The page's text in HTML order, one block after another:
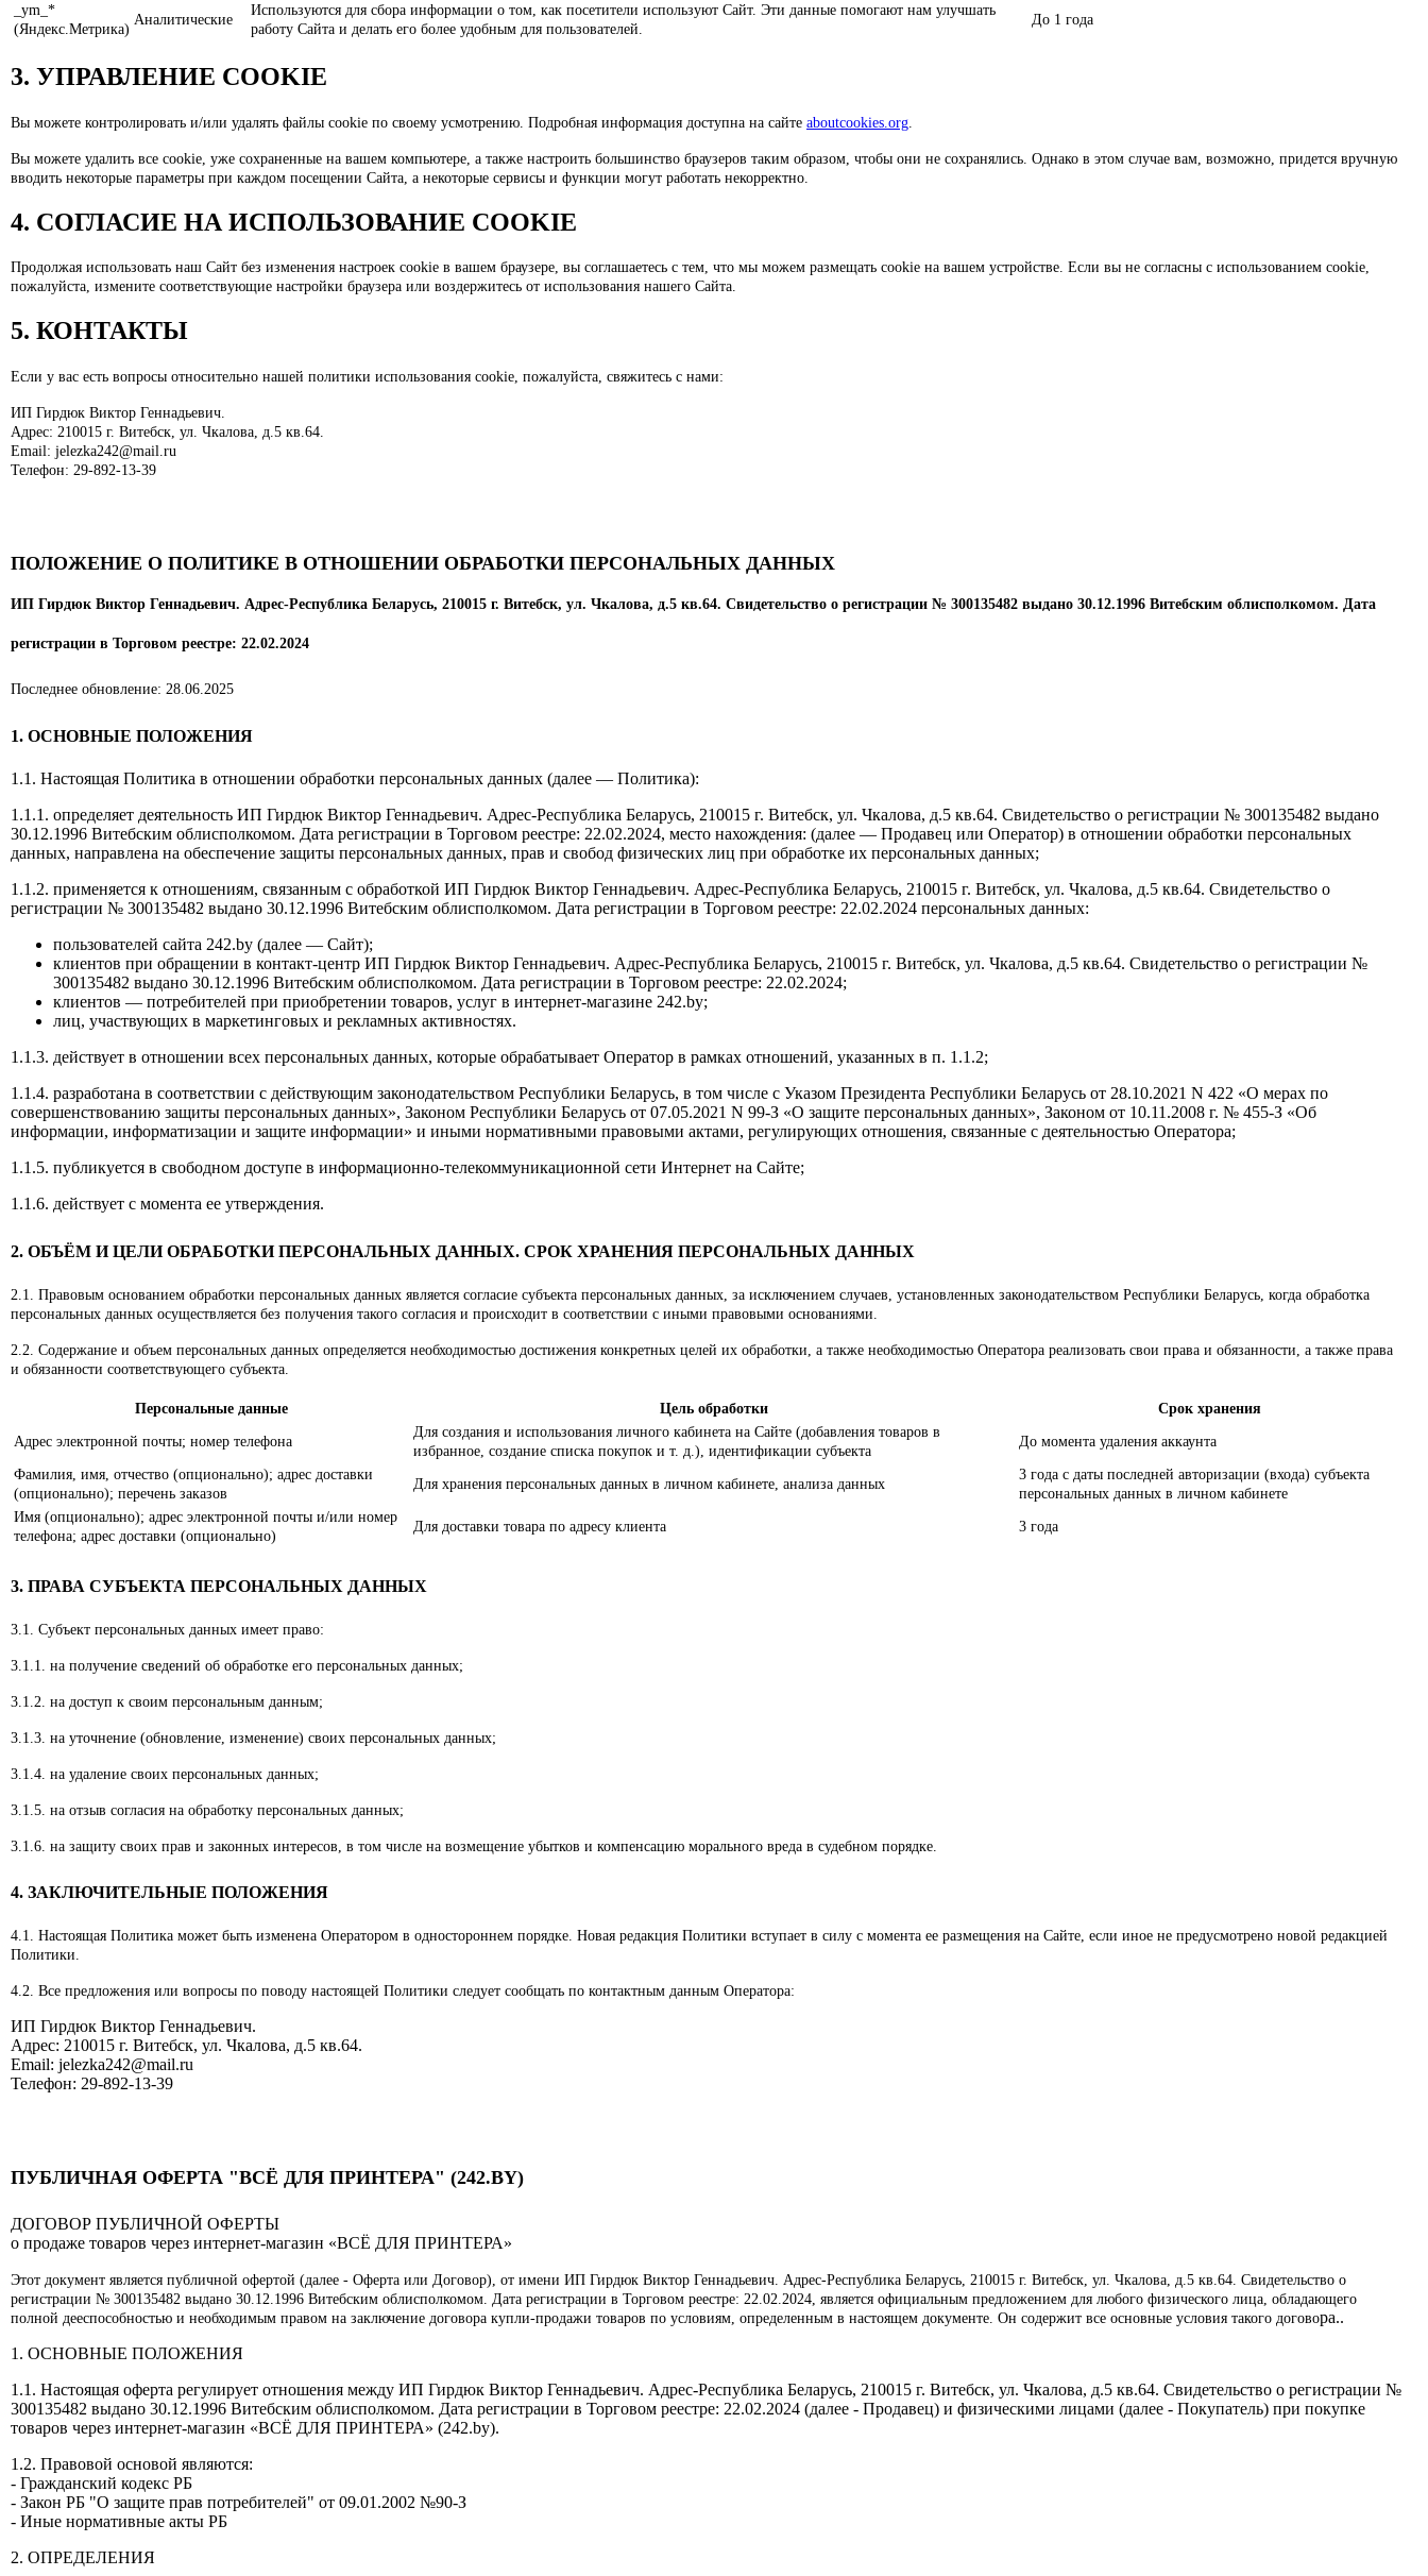
_ym_*
(Яндекс.Метрика)
Аналитические
Используются для сбора информации о том, как посетители используют Сайт. Эти данные помогают нам улучшать
работу Сайта и делать его более удобным для пользователей.
До 1 года
3. УПРАВЛЕНИЕ COOKIE
Вы можете контролировать и/или удалять файлы cookie по своему усмотрению. Подробная информация доступна на сайте aboutcookies.org
Вы можете удалить все cookie, уже сохраненные на вашем компьютере, а также настроить большинство браузеров таким образом, чтобы они не сохранялись. Однако в этом случае вам, возможно, придется вручную
вводить некоторые параметры при каждом посещении Сайта, а некоторые сервисы и функции могут работать некорректно.
4. СОГЛАСИЕ НА ИСПОЛЬЗОВАНИЕ COOKIE
Продолжая использовать наш Сайт без изменения настроек cookie в вашем браузере, вы соглашаетесь с тем, что мы можем размещать cookie на вашем устройстве. Если вы не согласны с использованием cookie,
пожалуйста, измените соответствующие настройки браузера или воздержитесь от использования нашего Сайта.
5. КОНТАКТЫ
Если у вас есть вопросы относительно нашей политики использования cookie, пожалуйста, свяжитесь с нами:
ИП Гирдюк Виктор Геннадьевич.
Адрес: 210015 г. Витебск, ул. Чкалова, д.5 кв.64.
Email: jelezka242@mail.ru
Телефон: 29-892-13-39
ПОЛОЖЕНИЕ О ПОЛИТИКЕ В ОТНОШЕНИИ ОБРАБОТКИ ПЕРСОНАЛЬНЫХ ДАННЫХ
ИП Гирдюк Виктор Геннадьевич. Адрес-Республика Беларусь, 210015 г. Витебск, ул. Чкалова, д.5 кв.64. Свидетельство о регистрации № 300135482 выдано 30.12.1996 Витебским облисполкомом. Дата
регистрации в Торговом реестре: 22.02.2024
Последнее обновление: 28.06.2025
1. ОСНОВНЫЕ ПОЛОЖЕНИЯ
1.1. Настоящая Политика в отношении обработки персональных данных (далее — Политика):
1.1.1. определяет деятельность ИП Гирдюк Виктор Геннадьевич. Адрес-Республика Беларусь, 210015 г. Витебск, ул. Чкалова, д.5 кв.64. Свидетельство о регистрации № 300135482 выдано
30.12.1996 Витебским облисполкомом. Дата регистрации в Торговом реестре: 22.02.2024, место нахождения: (далее — Продавец или Оператор) в отношении обработки персональных
данных, направлена на обеспечение защиты персональных данных, прав и свобод физических лиц при обработке их персональных данных;
1.1.2. применяется к отношениям, связанным с обработкой ИП Гирдюк Виктор Геннадьевич. Адрес-Республика Беларусь, 210015 г. Витебск, ул. Чкалова, д.5 кв.64. Свидетельство о
регистрации № 300135482 выдано 30.12.1996 Витебским облисполкомом. Дата регистрации в Торговом реестре: 22.02.2024 персональных данных:
пользователей сайта 242.by (далее — Сайт);
клиентов при обращении в контакт-центр ИП Гирдюк Виктор Геннадьевич. Адрес-Республика Беларусь, 210015 г. Витебск, ул. Чкалова, д.5 кв.64. Свидетельство о регистрации №
300135482 выдано 30.12.1996 Витебским облисполкомом. Дата регистрации в Торговом реестре: 22.02.2024;
клиентов — потребителей при приобретении товаров, услуг в интернет-магазине 242.by;
лиц, участвующих в маркетинговых и рекламных активностях.
1.1.3. действует в отношении всех персональных данных, которые обрабатывает Оператор в рамках отношений, указанных в п. 1.1.2;
1.1.4. разработана в соответствии с действующим законодательством Республики Беларусь, в том числе с Указом Президента Республики Беларусь от 28.10.2021 N 422 «О мерах по
совершенствованию защиты персональных данных», Законом Республики Беларусь от 07.05.2021 N 99-З «О защите персональных данных», Законом от 10.11.2008 г. № 455-З «Об
информации, информатизации и защите информации» и иными нормативными правовыми актами, регулирующих отношения, связанные с деятельностью Оператора;
1.1.5. публикуется в свободном доступе в информационно-телекоммуникационной сети Интернет на Сайте;
1.1.6. действует с момента ее утверждения.
2. ОБЪЁМ И ЦЕЛИ ОБРАБОТКИ ПЕРСОНАЛЬНЫХ ДАННЫХ. СРОК ХРАНЕНИЯ ПЕРСОНАЛЬНЫХ ДАННЫХ
2.1. Правовым основанием обработки персональных данных является согласие субъекта персональных данных, за исключением случаев, установленных законодательством Республики Беларусь, когда обработка
персональных данных осуществляется без получения такого согласия и происходит в соответствии с иными правовыми основаниями.
2.2. Содержание и объем персональных данных определяется необходимостью достижения конкретных целей их обработки, а также необходимостью Оператора реализовать свои права и обязанности, а также права
и обязанности соответствующего субъекта.
Персональные данные Цель обработки Срок хранения
Адрес электронной почты; номер телефона
Для создания и использования личного кабинета на Сайте (добавления товаров в
избранное, создание списка покупок и т. д.), идентификации субъекта
До момента удаления аккаунта
Фамилия, имя, отчество (опционально); адрес доставки
(опционально); перечень заказов
Для хранения персональных данных в личном кабинете, анализа данных
3 года с даты последней авторизации (входа) субъекта
персональных данных в личном кабинете
Имя (опционально); адрес электронной почты и/или номер
телефона; адрес доставки (опционально)
Для доставки товара по адресу клиента 3 года
3. ПРАВА СУБЪЕКТА ПЕРСОНАЛЬНЫХ ДАННЫХ
3.1. Субъект персональных данных имеет право:
3.1.1. на получение сведений об обработке его персональных данных;
3.1.2. на доступ к своим персональным данным;
3.1.3. на уточнение (обновление, изменение) своих персональных данных;
3.1.4. на удаление своих персональных данных;
3.1.5. на отзыв согласия на обработку персональных данных;
3.1.6. на защиту своих прав и законных интересов, в том числе на возмещение убытков и компенсацию морального вреда в судебном порядке.
4. ЗАКЛЮЧИТЕЛЬНЫЕ ПОЛОЖЕНИЯ
4.1. Настоящая Политика может быть изменена Оператором в одностороннем порядке. Новая редакция Политики вступает в силу с момента ее размещения на Сайте, если иное не предусмотрено новой редакцией
Политики.
4.2. Все предложения или вопросы по поводу настоящей Политики следует сообщать по контактным данным Оператора:
ИП Гирдюк Виктор Геннадьевич.
Адрес: 210015 г. Витебск, ул. Чкалова, д.5 кв.64.
Email: jelezka242@mail.ru
Телефон: 29-892-13-39
ПУБЛИЧНАЯ ОФЕРТА "ВСЁ ДЛЯ ПРИНТЕРА" (242.BY)
ДОГОВОР ПУБЛИЧНОЙ ОФЕРТЫ
о продаже товаров через интернет-магазин «ВСЁ ДЛЯ ПРИНТЕРА»
Этот документ является публичной офертой (далее - Оферта или Договор), от имени ИП Гирдюк Виктор Геннадьевич. Адрес-Республика Беларусь, 210015 г. Витебск, ул. Чкалова, д.5 кв.64. Свидетельство о
регистрации № 300135482 выдано 30.12.1996 Витебским облисполкомом. Дата регистрации в Торговом реестре: 22.02.2024, является официальным предложением для любого физического лица, обладающего
полной дееспособностью и необходимым правом на заключение договора купли-продажи товаров по условиям, определенным в настоящем документе. Он содержит все основные условия такого договора..
1. ОСНОВНЫЕ ПОЛОЖЕНИЯ
1.1. Настоящая оферта регулирует отношения между ИП Гирдюк Виктор Геннадьевич. Адрес-Республика Беларусь, 210015 г. Витебск, ул. Чкалова, д.5 кв.64. Свидетельство о регистрации №
300135482 выдано 30.12.1996 Витебским облисполкомом. Дата регистрации в Торговом реестре: 22.02.2024 (далее - Продавец) и физическими лицами (далее - Покупатель) при покупке
товаров через интернет-магазин «ВСЁ ДЛЯ ПРИНТЕРА» (242.by).
1.2. Правовой основой являются:
- Гражданский кодекс РБ
- Закон РБ "О защите прав потребителей" от 09.01.2002 №90-З
- Иные нормативные акты РБ
2. ОПРЕДЕЛЕНИЯ